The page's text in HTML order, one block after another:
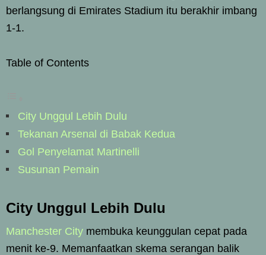
berlangsung di Emirates Stadium itu berakhir imbang
1-1.
Table of Contents
City Unggul Lebih Dulu
Tekanan Arsenal di Babak Kedua
Gol Penyelamat Martinelli
Susunan Pemain
City Unggul Lebih Dulu
Manchester City membuka keunggulan cepat pada
menit ke-9. Memanfaatkan skema serangan balik